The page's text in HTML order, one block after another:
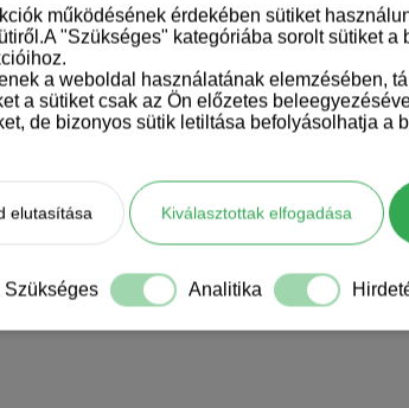
működésének érdekében sütiket
"Szükséges" kategóriába sorolt sütiket
a weboldal használatának elemzésében,
a sütiket csak az Ön előzetes
de bizonyos sütik letiltása befolyásolhatja a
elutasítása Kiválasztottak elfogadása
Szükséges Analitika